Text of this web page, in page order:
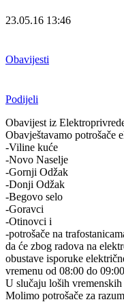
23.05.16 13:46
Obavijesti
Podijeli
Obavijest iz
Obavještavamo potrošače
-Viline kuće
-Novo Naselje
-Gornji Odžak
-Donji Odžak
-Begovo selo
-Goravci
-Otinovci i
-potrošače na
da će zbog radova na
obustave isporuke
vremenu od 08:00 do
U slučaju loših
Molimo potrošače za